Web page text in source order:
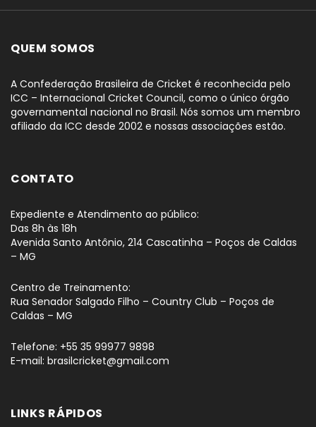
QUEM SOMOS
A Confederação Brasileira de Cricket é reconhecida pelo
ICC – Internacional Cricket Council, como o único órgão
governamental nacional no Brasil. Nós somos um membro
afiliado da ICC desde 2002 e nossas associações estão.
CONTATO
Expediente e Atendimento ao público:
Das 8h às 18h
Avenida Santo Antônio, 214 Cascatinha – Poços de Caldas
– MG
Centro de Treinamento:
Rua Senador Salgado Filho – Country Club – Poços de
Caldas – MG
Telefone: +55 35 99977 9898
E-mail: brasilcricket@gmail.com
LINKS RÁPIDOS